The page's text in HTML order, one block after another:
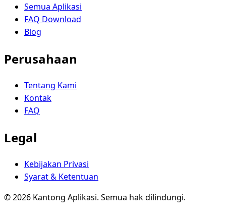
Semua Aplikasi
FAQ Download
Blog
Perusahaan
Tentang Kami
Kontak
FAQ
Legal
Kebijakan Privasi
Syarat & Ketentuan
© 2026 Kantong Aplikasi. Semua hak dilindungi.